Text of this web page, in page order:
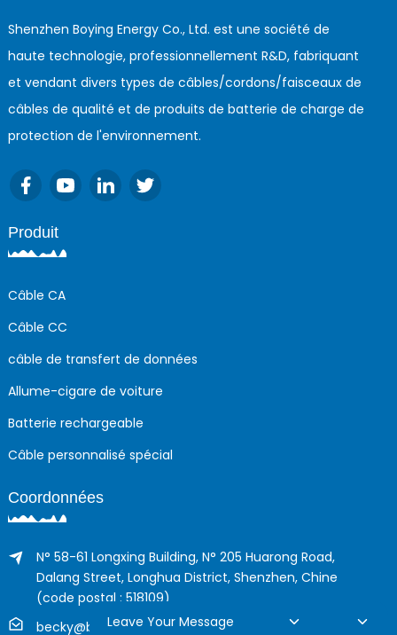
Shenzhen Boying Energy Co., Ltd. est une société de
haute technologie, professionnellement R&D, fabriquant
et vendant divers types de câbles/cordons/faisceaux de
câbles de qualité et de produits de batterie de charge de
protection de l'environnement.
Produit
Câble CA
Câble CC
câble de transfert de données
Allume-cigare de voiture
Batterie rechargeable
Câble personnalisé spécial
Coordonnées
N° 58-61 Longxing Building, N° 205 Huarong Road,
Dalang Street, Longhua District, Shenzhen, Chine
(code postal : 518109)
becky@boyingcable.com
Leave Your Message